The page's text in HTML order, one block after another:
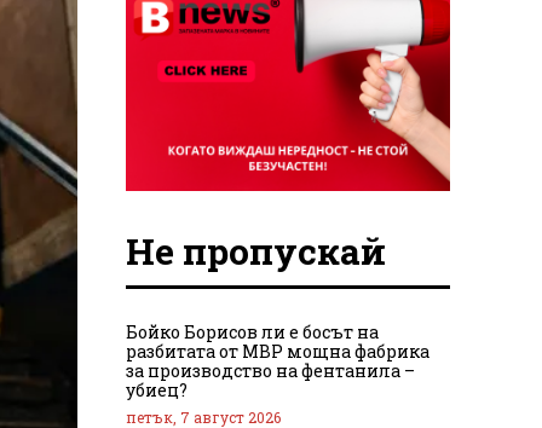
Не пропускай
Бойко Борисов ли е босът на
разбитата от МВР мощна фабрика
за производство на фентанила –
убиец?
петък, 7 август 2026